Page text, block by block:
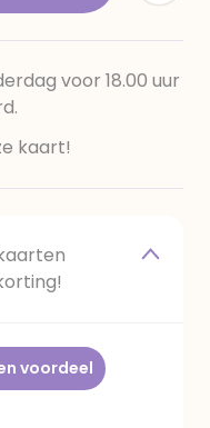
voor 18.00 uur
kaart!
voordeel